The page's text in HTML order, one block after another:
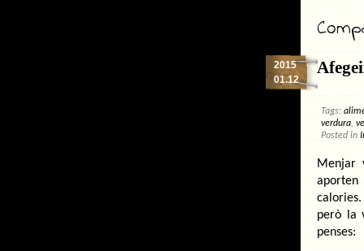
2015
01.12
Tags:
verdura,
Posted in
Menjar
però la
penses: